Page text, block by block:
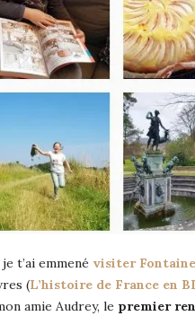
t’ai emmené visiter
(L’histoire de France en
amie Audrey, le premier